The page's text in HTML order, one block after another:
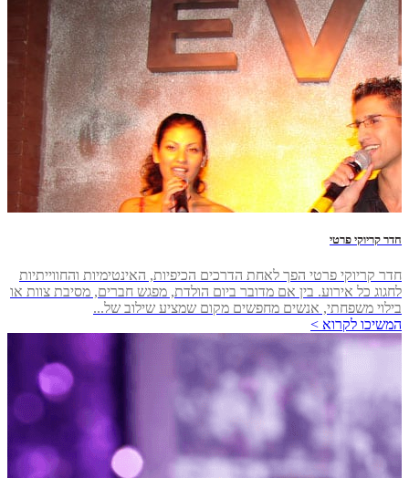
חדר קריוקי פרטי
חדר קריוקי פרטי הפך לאחת הדרכים הכיפיות, האינטימיות והחווייתיות
לחגוג כל אירוע. בין אם מדובר ביום הולדת, מפגש חברים, מסיבת צוות או
בילוי משפחתי, אנשים מחפשים מקום שמציע שילוב של...
המשיכו לקרוא >